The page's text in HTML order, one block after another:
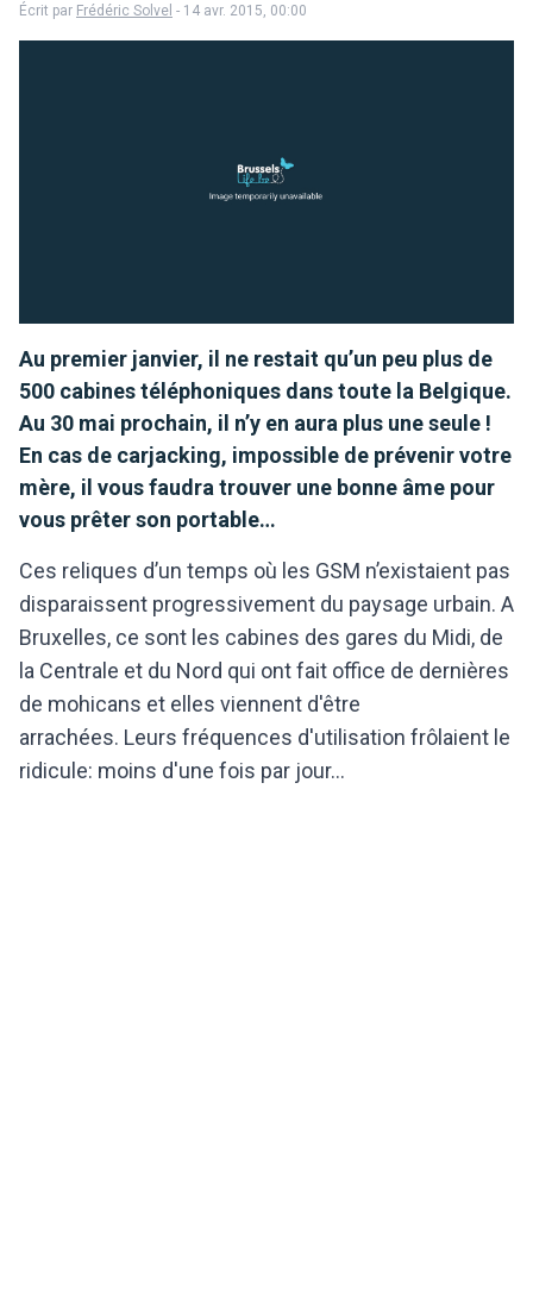
Écrit par Frédéric Solvel - 14 avr. 2015, 00:00
Au premier janvier, il ne restait qu’un peu plus de
500 cabines téléphoniques dans toute la Belgique.
Au 30 mai prochain, il n’y en aura plus une seule !
En cas de carjacking, impossible de prévenir votre
mère, il vous faudra trouver une bonne âme pour
vous prêter son portable…
Ces reliques d’un temps où les GSM n’existaient pas
disparaissent progressivement du paysage urbain. A
Bruxelles, ce sont les cabines des gares du Midi, de
la Centrale et du Nord qui ont fait office de dernières
de mohicans et elles viennent d'être
arrachées. Leurs fréquences d'utilisation frôlaient le
ridicule: moins d'une fois par jour...